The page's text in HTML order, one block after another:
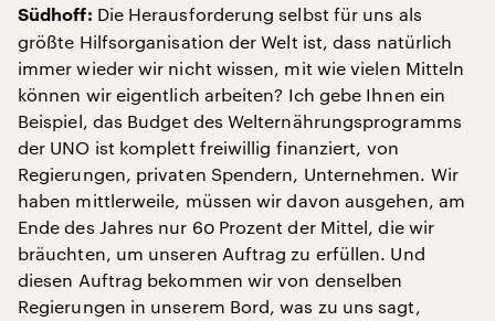
Südhoff: Die Herausforderung selbst für uns als
größte Hilfsorganisation der Welt ist, dass natürlich
immer wieder wir nicht wissen, mit wie vielen Mitteln
können wir eigentlich arbeiten? Ich gebe Ihnen ein
Beispiel, das Budget des Welternährungsprogramms
der UNO ist komplett freiwillig finanziert, von
Regierungen, privaten Spendern, Unternehmen. Wir
haben mittlerweile, müssen wir davon ausgehen, am
Ende des Jahres nur 60 Prozent der Mittel, die wir
bräuchten, um unseren Auftrag zu erfüllen. Und
diesen Auftrag bekommen wir von denselben
Regierungen in unserem Bord, was zu uns sagt,